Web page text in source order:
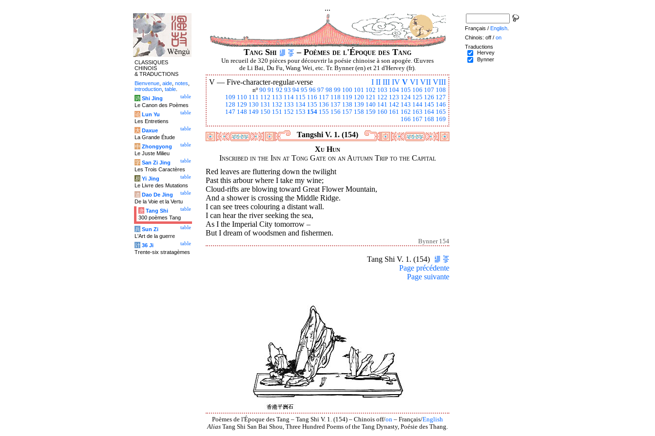
...
Tang Shi – Poèmes de l'Époque des Tang
Un recueil de 320 pièces pour découvrir la poésie chinoise à son apogée. Œuvres
de Li Bai, Du Fu, Wang Wei, etc. Tr. Bynner (en) et 21 d'Hervey (fr).
I II III IV V VI VII VIII
V — Five-character-regular-verse
nº 90 91 92 93 94 95 96 97 98 99 100 101 102 103 104 105 106 107 108
109 110 111 112 113 114 115 116 117 118 119 120 121 122 123 124 125 126 127
128 129 130 131 132 133 134 135 136 137 138 139 140 141 142 143 144 145 146
147 148 149 150 151 152 153 154 155 156 157 158 159 160 161 162 163 164 165
166 167 168 169
Tangshi V. 1. (154)
Xu Hun
Inscribed in the Inn at Tong Gate on an Autumn Trip to the Capital
Red leaves are fluttering down the twilight
Past this arbour where I take my wine;
Cloud-rifts are blowing toward Great Flower Mountain,
And a shower is crossing the Middle Ridge.
I can see trees colouring a distant wall.
I can hear the river seeking the sea,
As I the Imperial City tomorrow –
But I dream of woodsmen and fishermen.
Bynner 154
Tang Shi V. 1. (154)
Page précédente
Page suivante
Poèmes de l'Époque des Tang – Tang Shi V. 1. (154) – Chinois off/on – Français/English
Alias Tang Shi San Bai Shou, Three Hundred Poems of the Tang Dynasty, Poésie des Thang.
CLASSIQUES
CHINOIS
& TRADUCTIONS
Bienvenue aide notes
introduction table
table
诗 Shi Jing
Le Canon des Poèmes
table
论 Lun Yu
Les Entretiens
table
大 Daxue
La Grande Étude
table
中 Zhongyong
Le Juste Milieu
table
字 San Zi Jing
Les Trois Caractères
table
易 Yi Jing
Le Livre des Mutations
table
道 Dao De Jing
De la Voie et la Vertu
table
唐 Tang Shi
300 poèmes Tang
table
兵 Sun Zi
L'Art de la guerre
table
计 36 Ji
Trente-six stratagèmes
Français / English
Chinois: off / on
Traductions
Hervey
Bynner